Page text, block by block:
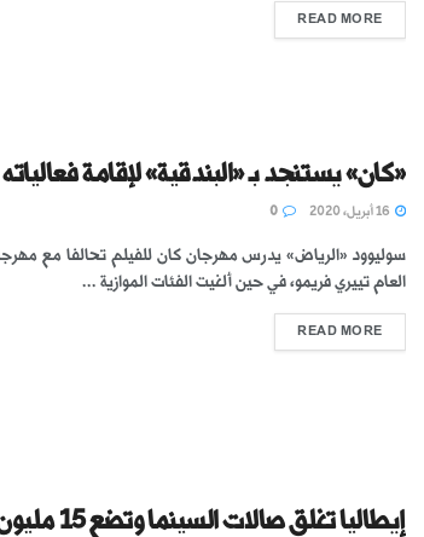
READ MORE
«كان» يستنجد بـ «البندقية» لإقامة فعالياته
سوليوود «الرياض» يدرس مهرجان كان للفيلم تحالفا مع
العام تييري فريمو، في حين ألغيت الفئات الموازية ...
READ MORE
إيطاليا تغلق